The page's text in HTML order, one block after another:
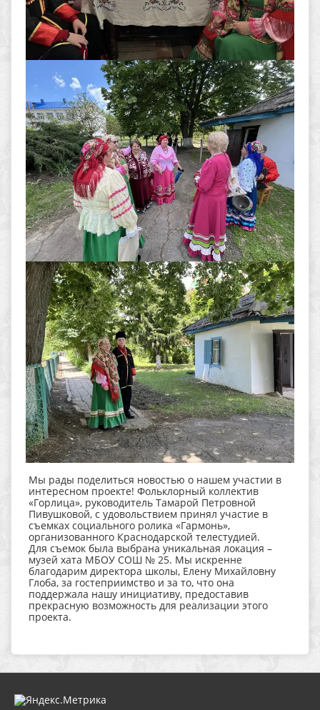
Мы рады поделиться новостью о нашем участии в
интересном проекте! Фольклорный коллектив
«Горлица», руководитель Тамарой Петровной
Пивушковой, с удовольствием принял участие в
съемках социального ролика «Гармонь»,
организованного Краснодарской телестудией.
Для съемок была выбрана уникальная локация –
музей хата МБОУ СОШ № 25. Мы искренне
благодарим директора школы, Елену Михайловну
Глоба, за гостеприимство и за то, что она
поддержала нашу инициативу, предоставив
прекрасную возможность для реализации этого
проекта.